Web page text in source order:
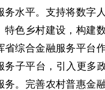
务水平。支持将数字
特色乡村建设，构建
省综合金融服务平台
务子平台，引入更多
务。完善农村普惠金